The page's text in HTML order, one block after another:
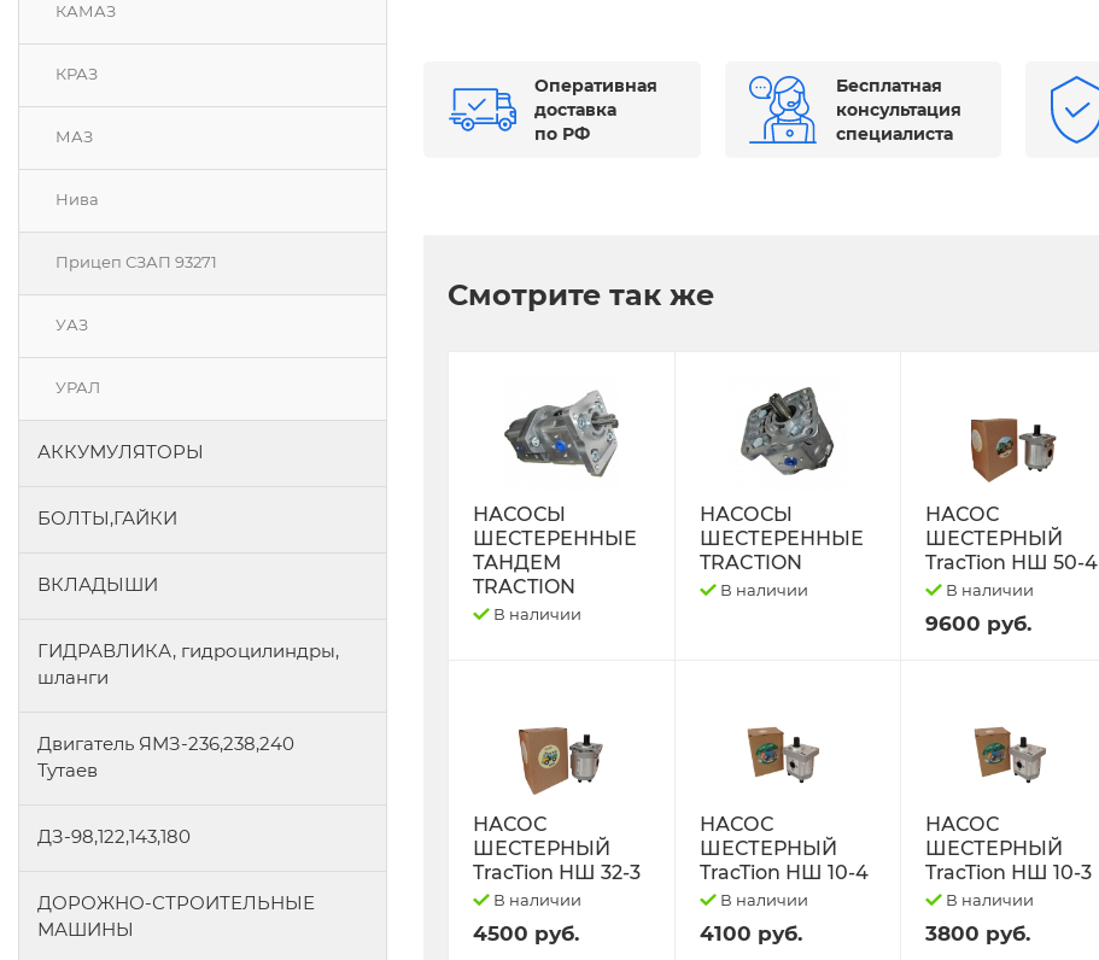
КАМАЗ
КРАЗ
МАЗ
Нива
Прицеп СЗАП 93271
УАЗ
УРАЛ
АККУМУЛЯТОРЫ
БОЛТЫ,ГАЙКИ
ВКЛАДЫШИ
ГИДРАВЛИКА, гидроцилиндры,
шланги
Двигатель ЯМЗ-236,238,240
Тутаев
ДЗ-98,122,143,180
ДОРОЖНО-СТРОИТЕЛЬНЫЕ
МАШИНЫ
Оперативная
доставка
по РФ
Бесплатная
консультация
специалиста
Смотрите так же
НАСОСЫ
ШЕСТЕРЕННЫЕ
ТАНДЕМ
TRACTION
В наличии
НАСОСЫ
ШЕСТЕРЕННЫЕ
TRACTION
В наличии
НАСОС
ШЕСТЕРНЫЙ
TracTion НШ 50-4
В наличии
9600 руб.
НАСОС
ШЕСТЕРНЫЙ
TracTion НШ 32-3
В наличии
4500 руб.
НАСОС
ШЕСТЕРНЫЙ
TracTion НШ 10-4
В наличии
4100 руб.
НАСОС
ШЕСТЕРНЫЙ
TracTion НШ 10-3
В наличии
3800 руб.